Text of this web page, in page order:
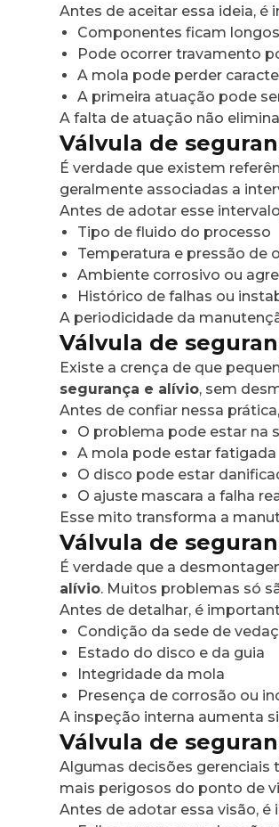
Antes de aceitar essa ideia,
Componentes ficam
Pode ocorrer travamento
A mola pode perder
A primeira atuação pode
A falta de atuação não
Válvula de
É verdade que existem
geralmente associadas a
Antes de adotar esse
Tipo de fluido do processo
Temperatura e pressão de
Ambiente corrosivo ou
Histórico de falhas ou
A periodicidade da
Válvula de
Existe a crença de que
segurança e alívio, sem
Antes de confiar nessa
O problema pode estar na
A mola pode estar fatigada
O disco pode estar
O ajuste mascara a falha
Esse mito transforma a
Válvula de
É verdade que a
alívio. Muitos problemas só
Antes de detalhar, é
Condição da sede de
Estado do disco e da guia
Integridade da mola
Presença de corrosão ou
A inspeção interna aumenta
Válvula de
Algumas decisões
mais perigosos do ponto de
Antes de adotar essa visão,